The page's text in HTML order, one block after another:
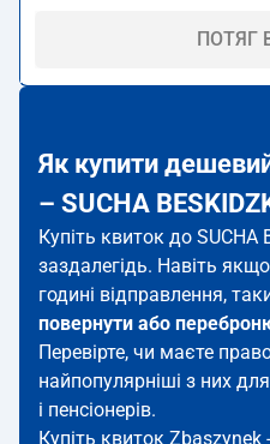
ПОТЯГ
Як купити
– SUCHA
Купіть квиток до SUCHA
заздалегідь. Навіть
годині відправлення,
повернути або
Перевірте, чи маєте
найпопулярніші з них для
і пенсіонерів.
Купіть квиток Zbąszynek